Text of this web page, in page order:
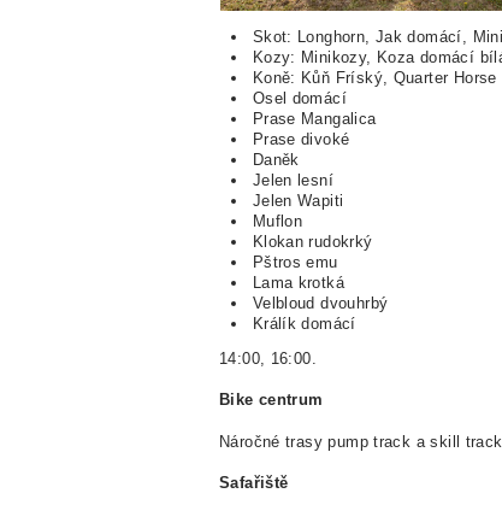
Skot: Longhorn, Jak domácí,
Kozy: Minikozy, Koza domácí
Koně: Kůň Fríský, Quarter Horse
Osel domácí
Prase Mangalica
Prase divoké
Daněk
Jelen lesní
Jelen Wapiti
Muflon
Klokan rudokrký
Pštros emu
Lama krotká
Velbloud dvouhrbý
Králík domácí
14:00, 16:00.
Bike centrum
Náročné trasy pump track a skill
Safařiště